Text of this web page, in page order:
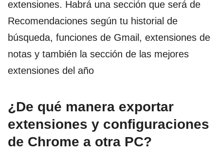
extensiones. Habrá una sección que será de
Recomendaciones según tu historial de
búsqueda, funciones de Gmail, extensiones de
notas y también la sección de las mejores
extensiones del año
¿De qué manera exportar
extensiones y configuraciones
de Chrome a otra PC?